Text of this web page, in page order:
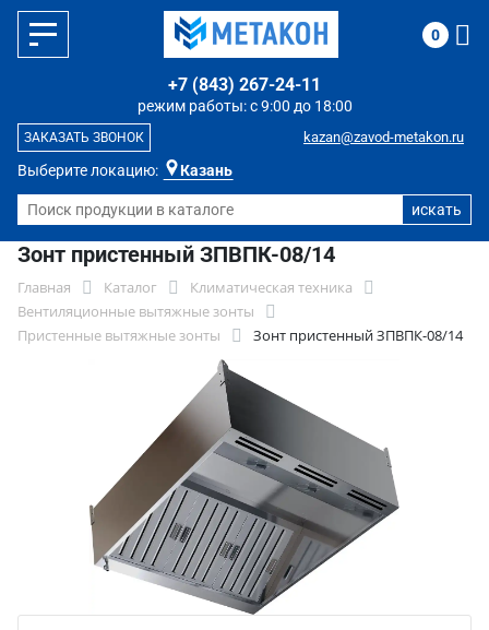
Выберите локацию: Казань
режим работы: с 9:00 до 18:00
+7 (843) 267-24-11
kazan@zavod-metakon.ru
ЗАКАЗАТЬ ЗВОНОК
0
Зонт пристенный ЗПВПК-08/14
Главная Каталог
Климатическая техника
Вентиляционные вытяжные зонты
Пристенные вытяжные зонты
Зонт пристенный ЗПВПК-08/14